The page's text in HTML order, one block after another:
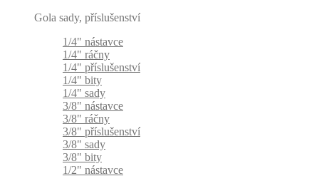
Gola sady, příslušenství
1/4" nástavce
1/4" ráčny
1/4" příslušenství
1/4" bity
1/4" sady
3/8" nástavce
3/8" ráčny
3/8" příslušenství
3/8" sady
3/8" bity
1/2" nástavce